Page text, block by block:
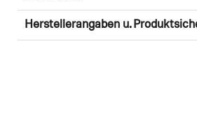
Herstellerangaben u.